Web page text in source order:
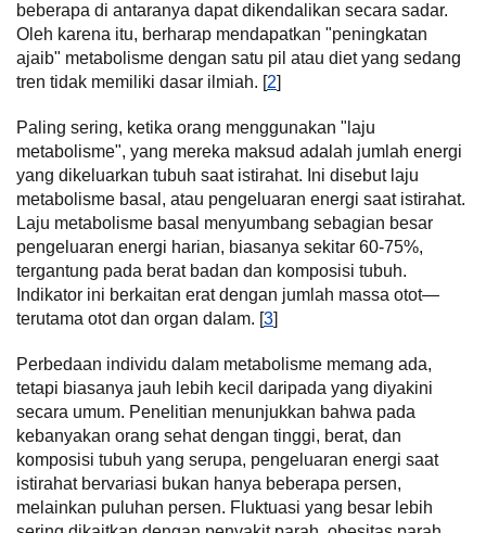
beberapa di antaranya dapat dikendalikan secara sadar.
Oleh karena itu, berharap mendapatkan "peningkatan
ajaib" metabolisme dengan satu pil atau diet yang sedang
tren tidak memiliki dasar ilmiah. [2]
Paling sering, ketika orang menggunakan "laju
metabolisme", yang mereka maksud adalah jumlah energi
yang dikeluarkan tubuh saat istirahat. Ini disebut laju
metabolisme basal, atau pengeluaran energi saat istirahat.
Laju metabolisme basal menyumbang sebagian besar
pengeluaran energi harian, biasanya sekitar 60-75%,
tergantung pada berat badan dan komposisi tubuh.
Indikator ini berkaitan erat dengan jumlah massa otot—
terutama otot dan organ dalam. [3]
Perbedaan individu dalam metabolisme memang ada,
tetapi biasanya jauh lebih kecil daripada yang diyakini
secara umum. Penelitian menunjukkan bahwa pada
kebanyakan orang sehat dengan tinggi, berat, dan
komposisi tubuh yang serupa, pengeluaran energi saat
istirahat bervariasi bukan hanya beberapa persen,
melainkan puluhan persen. Fluktuasi yang besar lebih